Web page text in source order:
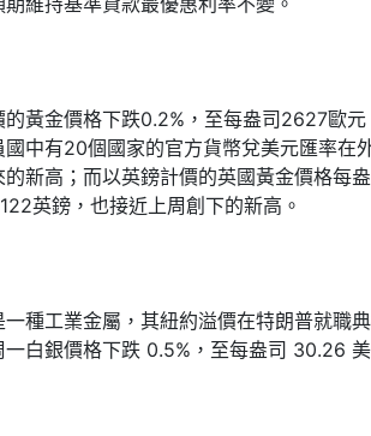
的黃金價格下跌0.2%，至每盎司2627歐
國中有20個國家的官方貨幣兌美元匯率在
的新高；而以英鎊計價的英國黃金價格每
英鎊，也接近上周創下的新高。
一種工業金屬，其紐約溢價在特朗普就職
一白銀價格下跌 0.5%，至每盎司 30.26 美